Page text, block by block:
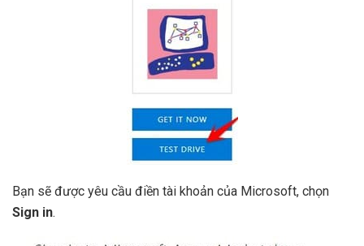
Bạn sẽ được yêu cầu điền tài khoản của Microsoft, chọn
Sign in.